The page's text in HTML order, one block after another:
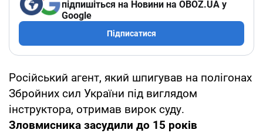
підпишіться на Новини на OBOZ.UA у
Google
Підписатися
Російський агент, який шпигував на полігонах
Збройних сил України під виглядом
інструктора, отримав вирок суду.
Зловмисника засудили до 15 років